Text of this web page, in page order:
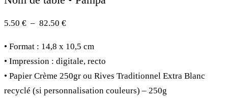
5.50 € – 82.50 €Plage
prix :
5.50 €
à
82.50 €
• Format : 14,8 x 10,5 cm
• Impression : digitale, recto
• Papier Crème 250gr ou Rives Traditionnel Extra Blanc
recyclé (si personnalisation couleurs) – 250g